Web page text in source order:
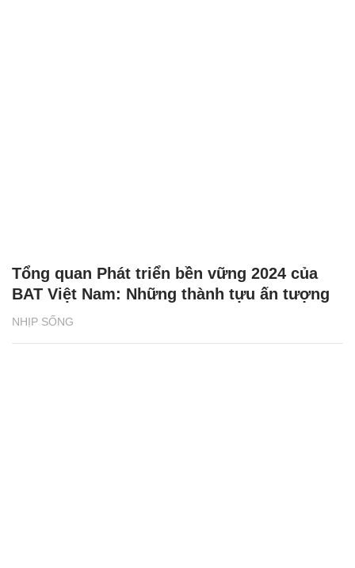
NHỊP SỐNG
Tổng quan Phát triển bền vững 2024 của
BAT Việt Nam: Những thành tựu ấn tượng